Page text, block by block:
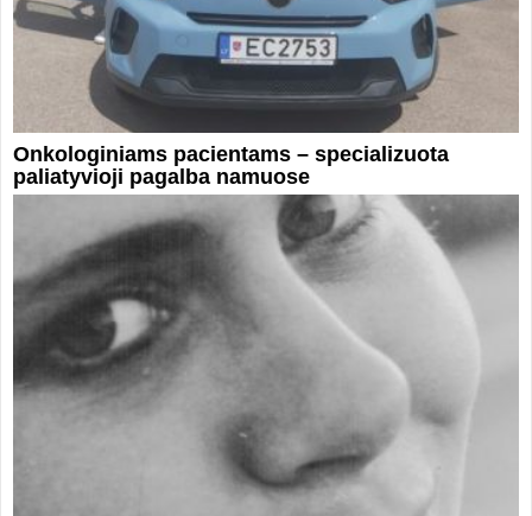
Onkologiniams pacientams – specializuota
paliatyvioji pagalba namuose